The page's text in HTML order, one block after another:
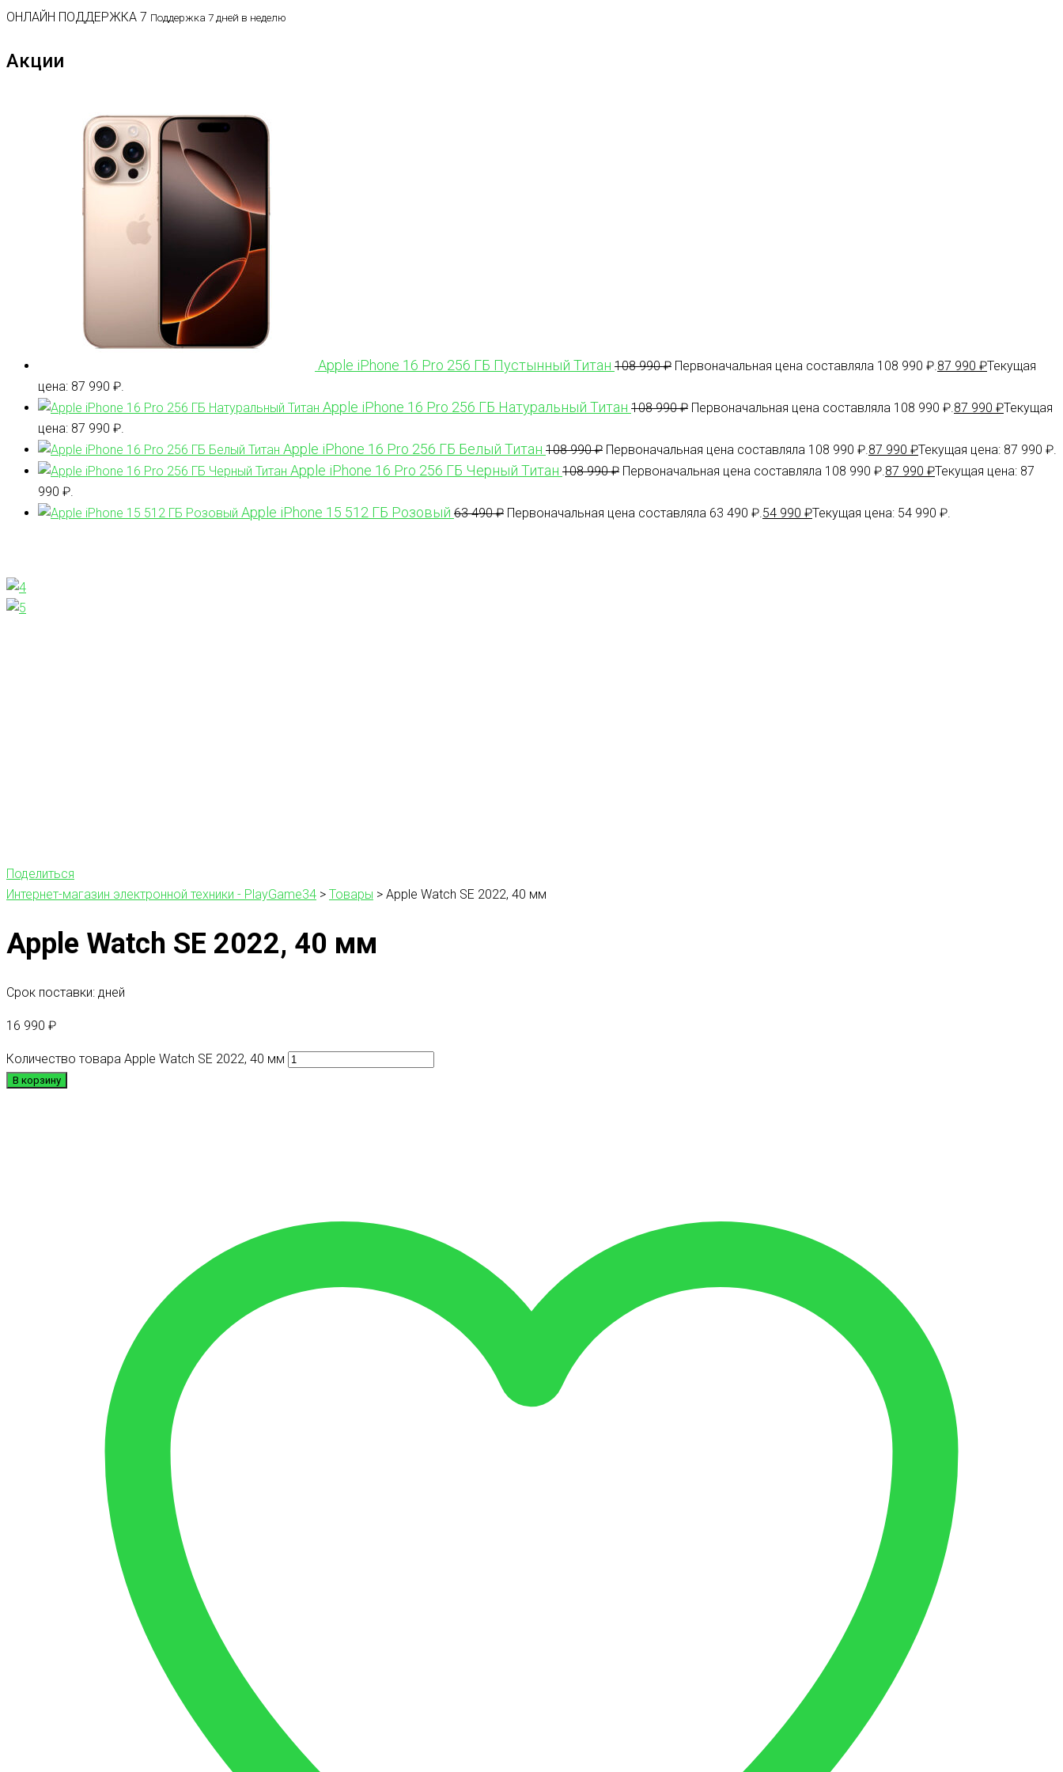
ОНЛАЙН ПОДДЕРЖКА 7 Поддержка 7 дней в неделю
Акции
Apple iPhone 16 Pro 256 ГБ Пустынный Титан 108 990₽ Первоначальная цена составляла 108 990 ₽. 87 990 ₽Текущая
цена: 87 990 ₽.
Apple iPhone 16 Pro 256 ГБ Натуральный Титан 108 990₽ Первоначальная цена составляла 108 990 ₽. 87 990 ₽Текущая
цена: 87 990 ₽.
Apple iPhone 16 Pro 256 ГБ Белый Титан 108 990₽ Первоначальная цена составляла 108 990 ₽. 87 990 ₽Текущая цена: 87 990 ₽.
Apple iPhone 16 Pro 256 ГБ Черный Титан 108 990₽ Первоначальная цена составляла 108 990 ₽. 87 990 ₽Текущая цена: 87
990 ₽.
Apple iPhone 15 512 ГБ Розовый 63 490₽ Первоначальная цена составляла 63 490 ₽. 54 990 ₽Текущая цена: 54 990 ₽.
Поделиться
Интернет-магазин электронной техники - PlayGame34 > Товары > Apple Watch SE 2022, 40 мм
Apple Watch SE 2022, 40 мм
Срок поставки: дней
16 990 ₽
Количество товара Apple Watch SE 2022, 40 мм
В корзину